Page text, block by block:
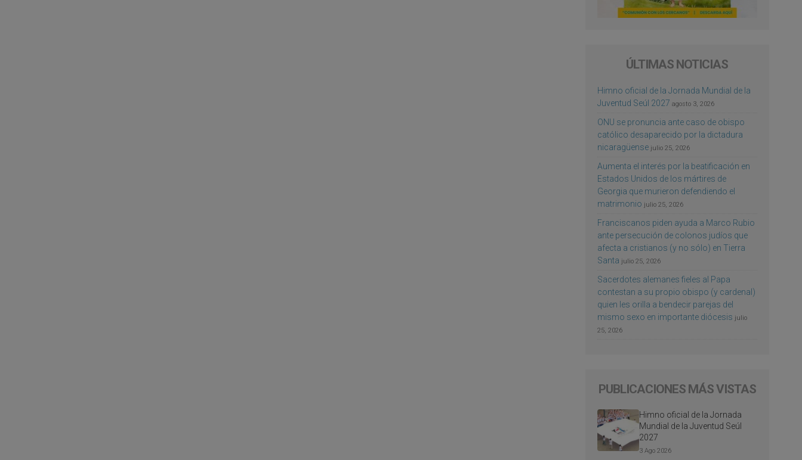
ÚLTIMAS NOTICIAS
Himno oficial de la Jornada Mundial de la
Juventud Seúl 2027 agosto 3, 2026
ONU se pronuncia ante caso de obispo
católico desaparecido por la dictadura
nicaragüense julio 25, 2026
Aumenta el interés por la beatificación en
Estados Unidos de los mártires de
Georgia que murieron defendiendo el
matrimonio julio 25, 2026
Franciscanos piden ayuda a Marco Rubio
ante persecución de colonos judíos que
afecta a cristianos (y no sólo) en Tierra
Santa julio 25, 2026
Sacerdotes alemanes fieles al Papa
contestan a su propio obispo (y cardenal)
quien les orilla a bendecir parejas del
mismo sexo en importante diócesis julio
25, 2026
PUBLICACIONES MÁS VISTAS
Himno oficial de la Jornada
Mundial de la Juventud Seúl
2027
3 Ago 2026